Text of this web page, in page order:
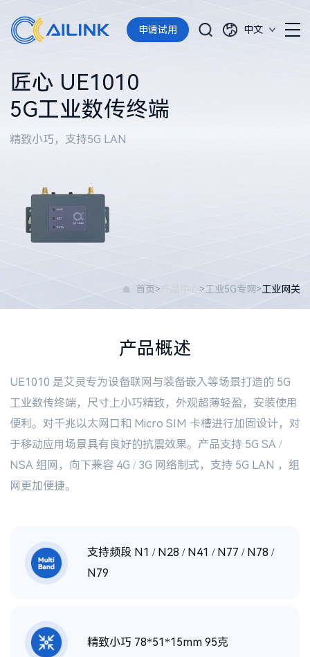
申请试用 中文
匠心 UE1010
5G工业数传终端
精致小巧，支持5G LAN
首页> 产品中心>工业5G专网>工业网关
产品概述
UE1010 是艾灵专为设备联网与装备嵌入等场景打造的 5G
工业数传终端，尺寸上小巧精致，外观超薄轻盈，安装使用
便利。对千兆以太网口和 Micro SIM 卡槽进行加固设计，对
于移动应用场景具有良好的抗震效果。产品支持 5G SA /
NSA 组网，向下兼容 4G / 3G 网络制式，支持 5G LAN ，组
网更加便捷。
支持频段 N1 / N28 / N41 / N77 / N78 /
N79
精致小巧 78*51*15mm 95克